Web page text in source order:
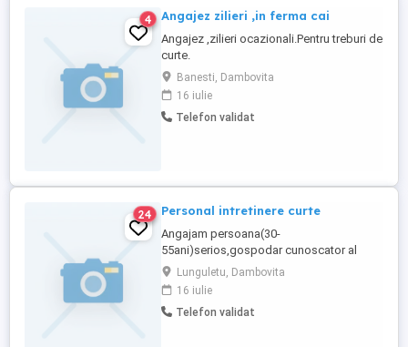
4 Angajez zilieri ,in ferma cai
Angajez ,zilieri ocazionali.Pentru treburi de
curte.
Banesti, Dambovita
16 iulie
Telefon validat
24 Personal intretinere curte
Angajam persoana(30-
55ani)serios,gospodar cunoscator al
utilajelor drujba,motocoasa,masina
gazon.ingrijire ponei,pasari.se asigura
cazare,bucatarie,baie etc..salariu
corespunzator..informatii numai
Lunguletu, Dambovita
16 iulie
Telefon validat